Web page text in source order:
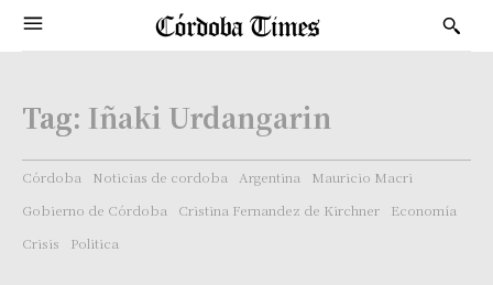
Tag: Iñaki Urdangarin
Córdoba Noticias de cordoba Argentina
Mauricio Macri
Gobierno de Córdoba
Cristina Fernandez de Kirchner
Economía
Crisis
Politica